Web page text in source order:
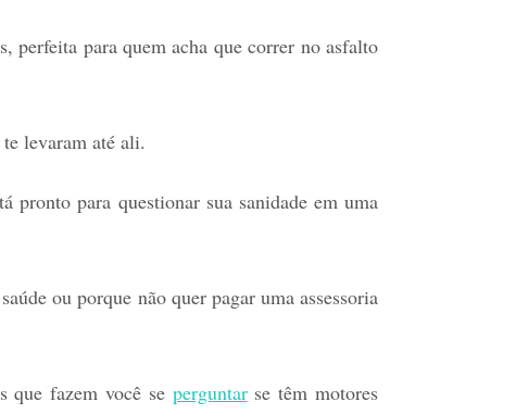
perfeita para quem acha que correr no asfalto
levaram até ali.
pronto para questionar sua sanidade em uma
ou porque não quer pagar uma assessoria
que fazem você se perguntarse têm motores